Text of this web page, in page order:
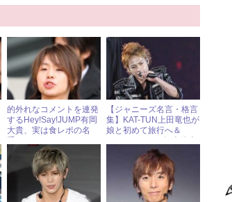
的外れなコメントを連発
するHey!Say!JUMP有岡
大貴、実は食レポの名
【ジャニーズ名言・格言
集】KAT-TUN上田竜也が
娘と初めて旅行へ＆
とウサギの因縁